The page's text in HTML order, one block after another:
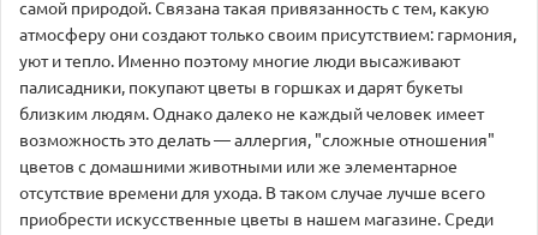
самой природой. Связана такая привязанность с тем, какую
атмосферу они создают только своим присутствием: гармония,
уют и тепло. Именно поэтому многие люди высаживают
палисадники, покупают цветы в горшках и дарят букеты
близким людям. Однако далеко не каждый человек имеет
возможность это делать — аллергия, "сложные отношения"
цветов с домашними животными или же элементарное
отсутствие времени для ухода. В таком случае лучше всего
приобрести искусственные цветы в нашем магазине. Среди